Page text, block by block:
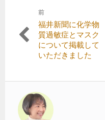
稿
ゲ
ー
シ
前
前
の
記
事:
福井新聞に化学物
質過敏症とマスク
について掲載して
いただきました